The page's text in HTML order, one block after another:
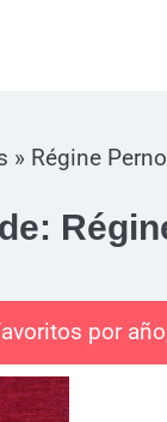
» Régine
por